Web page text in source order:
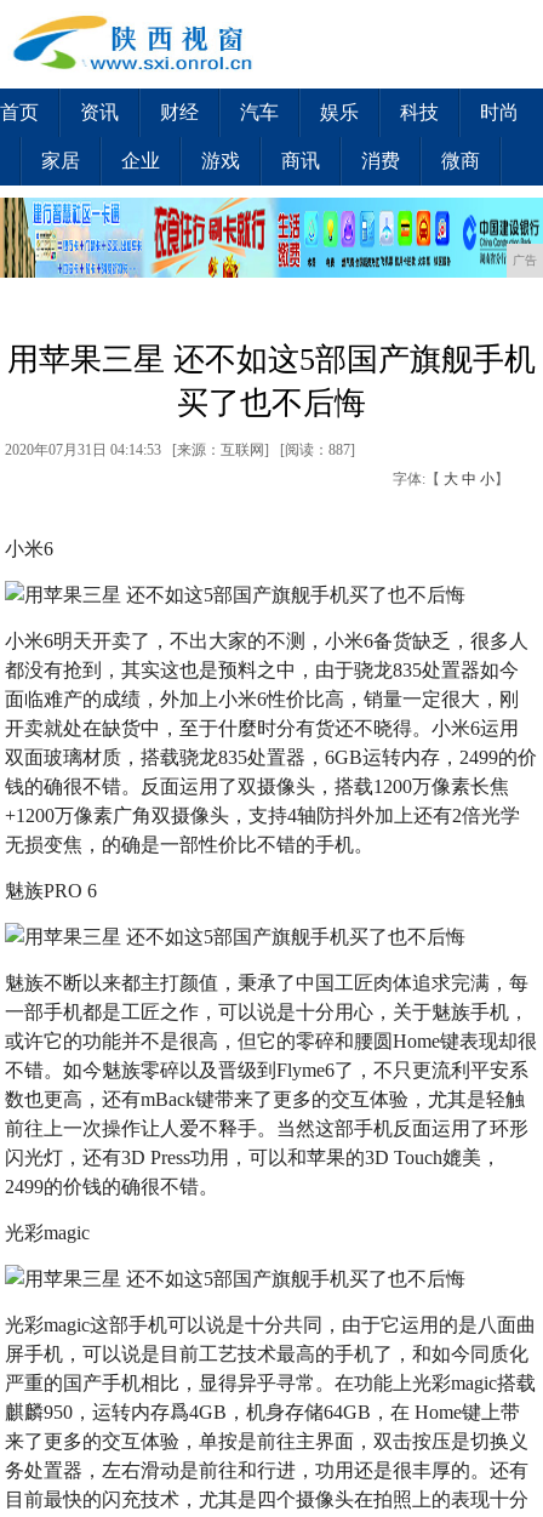
首页 资讯 财经 汽车 娱乐 科技 时尚
家居 企业 游戏 商讯 消费 微商
广告
用苹果三星 还不如这5部国产旗舰手机
买了也不后悔
2020年07月31日 04:14:53 [来源：互联网] [阅读：887]
字体:【 大 中 小】
小米6
小米6明天开卖了，不出大家的不测，小米6备货缺乏，很多人
都没有抢到，其实这也是预料之中，由于骁龙835处置器如今
面临难产的成绩，外加上小米6性价比高，销量一定很大，刚
开卖就处在缺货中，至于什麼时分有货还不晓得。小米6运用
双面玻璃材质，搭载骁龙835处置器，6GB运转内存，2499的价
钱的确很不错。反面运用了双摄像头，搭载1200万像素长焦
+1200万像素广角双摄像头，支持4轴防抖外加上还有2倍光学
无损变焦，的确是一部性价比不错的手机。
魅族PRO 6
魅族不断以来都主打颜值，秉承了中国工匠肉体追求完满，每
一部手机都是工匠之作，可以说是十分用心，关于魅族手机，
或许它的功能并不是很高，但它的零碎和腰圆Home键表现却很
不错。如今魅族零碎以及晋级到Flyme6了，不只更流利平安系
数也更高，还有mBack键带来了更多的交互体验，尤其是轻触
前往上一次操作让人爱不释手。当然这部手机反面运用了环形
闪光灯，还有3D Press功用，可以和苹果的3D Touch媲美，
2499的价钱的确很不错。
光彩magic
光彩magic这部手机可以说是十分共同，由于它运用的是八面曲
屏手机，可以说是目前工艺技术最高的手机了，和如今同质化
严重的国产手机相比，显得异乎寻常。在功能上光彩magic搭载
麒麟950，运转内存爲4GB，机身存储64GB，在 Home键上带
来了更多的交互体验，单按是前往主界面，双击按压是切换义
务处置器，左右滑动是前往和行进，功用还是很丰厚的。还有
目前最快的闪充技术，尤其是四个摄像头在拍照上的表现十分